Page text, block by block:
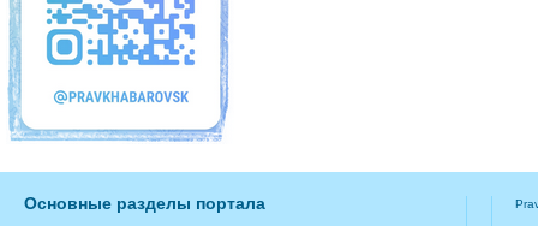
Основные разделы портала